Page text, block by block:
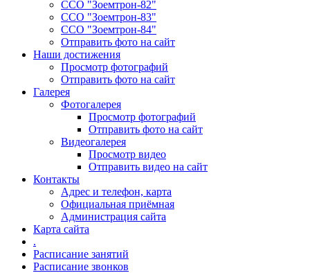
ССО "Зоемтрон-82"
ССО "Зоемтрон-83"
ССО "Зоемтрон-84"
Отправить фото на сайт
Наши достижения
Просмотр фотографий
Отправить фото на сайт
Галерея
Фотогалерея
Просмотр фотографий
Отправить фото на сайт
Видеогалерея
Просмотр видео
Отправить видео на сайт
Контакты
Адрес и телефон, карта
Официальная приёмная
Администрация сайта
Карта сайта
.
Расписание занятий
Расписание звонков